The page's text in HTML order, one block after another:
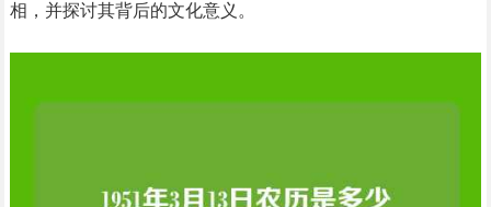
相，并探讨其背后的文化意义。